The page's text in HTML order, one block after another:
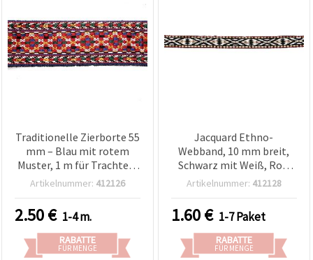
Traditionelle Zierborte 55
mm – Blau mit rotem
Muster, 1 m für Trachten,
Bühne & DIY-Projekte
Artikelnummer: 412126
2.50€ 1-4 m.
RABATTE
FÜR MENGE
Jacquard Ethno-
Webband, 10 mm breit,
Schwarz mit Weiß, Rot,
Grün und Braun – 5 m
Artikelnummer: 412128
1.60€ 1-7 Paket
RABATTE
FÜR MENGE